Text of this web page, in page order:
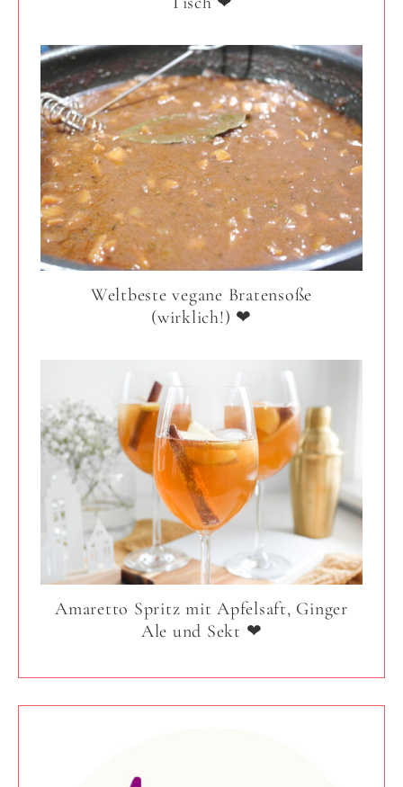
Weltbeste vegane Bratensoße
(wirklich!) ❤
Amaretto Spritz mit Apfelsaft, Ginger
Ale und Sekt ❤